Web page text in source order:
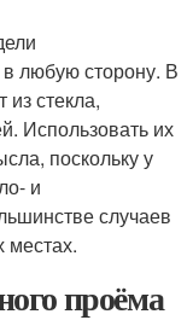
любую сторону. В
стекла,
Использовать их
поскольку у
и
случаев
местах.
проёма